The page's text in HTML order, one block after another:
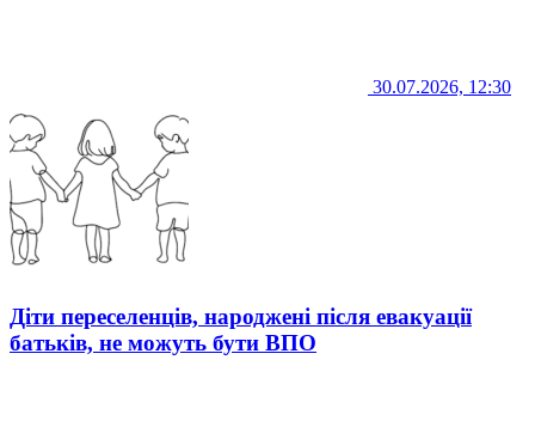
30.07.2026, 12:30
Діти переселенців, народжені після евакуації
батьків, не можуть бути ВПО